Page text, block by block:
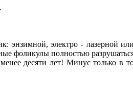
электро - лазерной
фоликулы полностью
десяти лет! Минус только в